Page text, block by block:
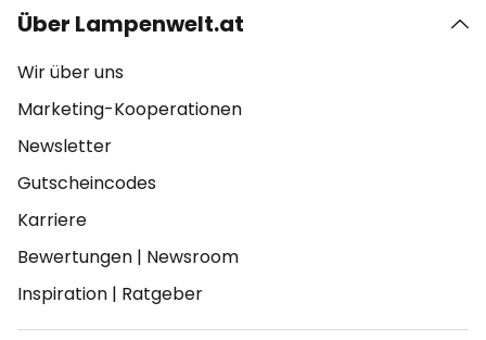
Über Lampenwelt.at
Wir über uns
Marketing-Kooperationen
Newsletter
Gutscheincodes
Karriere
Bewertungen | Newsroom
Inspiration | Ratgeber